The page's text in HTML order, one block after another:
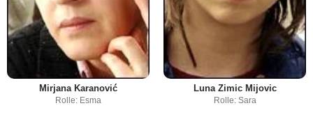
Mirjana Karanović
Rolle: Esma
Luna Zimic Mijovic
Rolle: Sara